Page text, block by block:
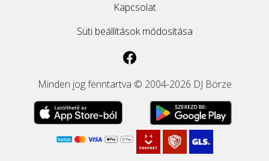
Kapcsolat
Süti beállítások módosítása
Minden jog fenntartva © 2004-2026 DJ Börze